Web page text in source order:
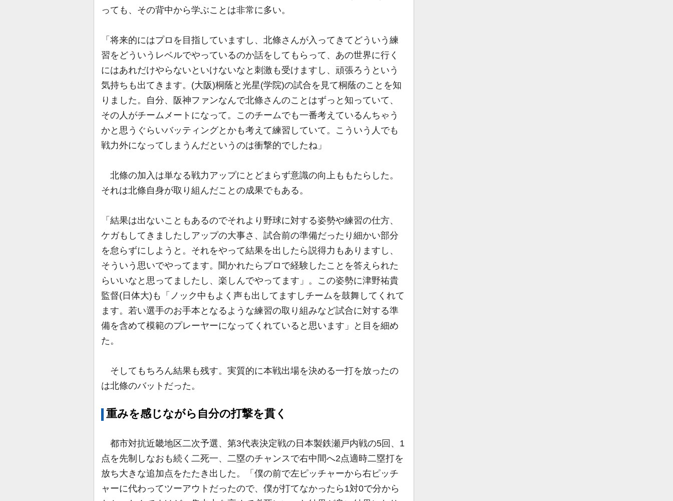
っても、その背中から学ぶことは非常に多い。
「将来的にはプロを目指していますし、北條さんが入ってきてどういう練
習をどういうレベルでやっているのか話をしてもらって、あの世界に行く
にはあれだけやらないといけないなと刺激も受けますし、頑張ろうという
気持ちも出てきます。(大阪)桐蔭と光星(学院)の試合を見て桐蔭のことを知
りました。自分、阪神ファンなんで北條さんのことはずっと知っていて、
その人がチームメートになって。このチームでも一番考えているんちゃう
かと思うぐらいバッティングとかも考えて練習していて。こういう人でも
戦力外になってしまうんだというのは衝撃的でしたね」
北條の加入は単なる戦力アップにとどまらず意識の向上ももたらした。
それは北條自身が取り組んだことの成果でもある。
「結果は出ないこともあるのでそれより野球に対する姿勢や練習の仕方、
ケガもしてきましたしアップの大事さ、試合前の準備だったり細かい部分
を怠らずにしようと。それをやって結果を出したら説得力もありますし、
そういう思いでやってます。聞かれたらプロで経験したことを答えられた
らいいなと思ってましたし、楽しんでやってます」。この姿勢に津野祐貴
監督(日体大)も「ノック中もよく声も出してますしチームを鼓舞してくれて
ます。若い選手のお手本となるような練習の取り組みなど試合に対する準
備を含めて模範のプレーヤーになってくれていると思います」と目を細め
た。
そしてもちろん結果も残す。実質的に本戦出場を決める一打を放ったの
は北條のバットだった。
重みを感じながら自分の打撃を貫く
都市対抗近畿地区二次予選、第3代表決定戦の日本製鉄瀬戸内戦の5回、1
点を先制しなおも続く二死一、二塁のチャンスで右中間へ2点適時二塁打を
放ち大きな追加点をたたき出した。「僕の前で左ピッチャーから右ピッチ
ャーに代わってツーアウトだったので、僕が打てなかったら1対0で分から